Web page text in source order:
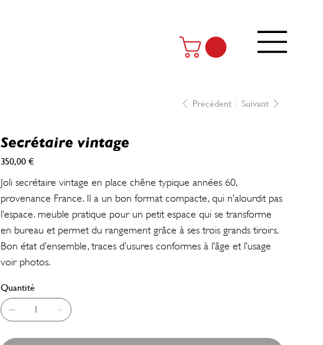
Précédent Suivant
Secrétaire vintage
Prix
350,00 €
Joli secrétaire vintage en place chêne typique années 60,
provenance France. Il a un bon format compacte, qui n’alourdit pas
l’espace. meuble pratique pour un petit espace qui se transforme
en bureau et permet du rangement grâce à ses trois grands tiroirs.
Bon état d’ensemble, traces d’usures conformes à l’âge et l’usage
voir photos.
Quantité